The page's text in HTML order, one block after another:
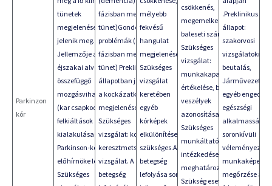
Parkinzon
kór
tünetek
megjelenése előtt
jelenik meg.
Jellemzője az
éjszakai alvással
összefüggő
mozgásviharok
(kar csapkodás) -
felkiáltások
kialakulása a
Parkinson-kór
előhírnöke lehet.
Szükséges
fázisban megjelenő
tünet)Gondolkodási
problémák (késői
fázisban megjelenő
tünet) Preklinikus
állapotban jellemző
a kockázatkerülés
megjelenése.
Szükséges
vizsgálat: kognitív
keresztmetszeti
vizsgálat. A
betegség
mélyebb
fekvésű
hangulat
megjelenése.
Szükséges
vizsgálat
keretében
egyéb
kórképek
elkülönítése
szükséges.A
betegség
lefolyása során
csökkenés,
megemelkedő
baleseti szám.
Szükséges
vizsgálat:
munkakapacitás
értékelése, balesti
veszélyek
azonosítása.
Szükséges
munkáltatói
intézkedések
meghatározása.
Szükség esetén:
.Preklinikus
állapot:
szakorvosi
vizsgálatokra
beutalás,
Járművezetői
egyéb engedély:
egészségi
alkalmasság
soronkívüli
megőrzése a